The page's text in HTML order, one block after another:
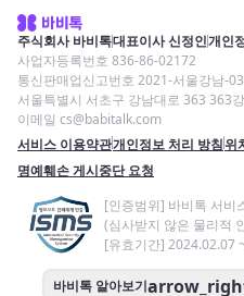
주식회사 바비톡대표이사 신정인개인
사업자등록번호 836-86-02172
통신판매업신고번호 2021-서울강남-
서울특별시 서초구 강남대로 363 363
이메일 cs@babitalk.com
서비스 이용약관개인정보 처리 방침위
명예훼손 게시중단 요청
[인증범위] 바비톡 서비
(심사받지 않은 물리적
[유효기간] 2024.02.07
바비톡 알아보기